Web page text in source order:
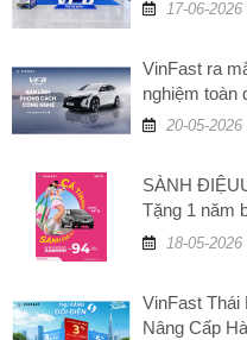
17-06-2026
VinFast ra
nghiệm toàn
20-05-2026
SÀNH
Tặng 1 năm
giá 5 triệu
18-05-2026
VinFast
Nâng Cấp